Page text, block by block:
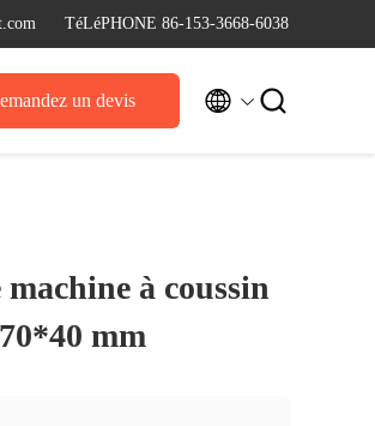
TéLéPHONE 86-153-3668-6038
un devis  
à coussin
mm